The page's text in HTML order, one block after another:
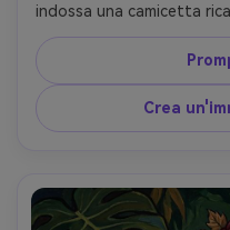
indossa una camicetta
foglie di banana e
altare simbolico,
ingenua, sensazione
giocoso ma solenne,
campo bassa, morbida
Crea